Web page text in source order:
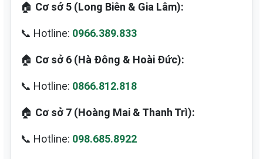
🏠 Cơ sở 5 (Long Biên & Gia Lâm):
📞 Hotline: 0966.389.833
🏠 Cơ sở 6 (Hà Đông & Hoài Đức):
📞 Hotline: 0866.812.818
🏠 Cơ sở 7 (Hoàng Mai & Thanh Trì):
📞 Hotline: 098.685.8922